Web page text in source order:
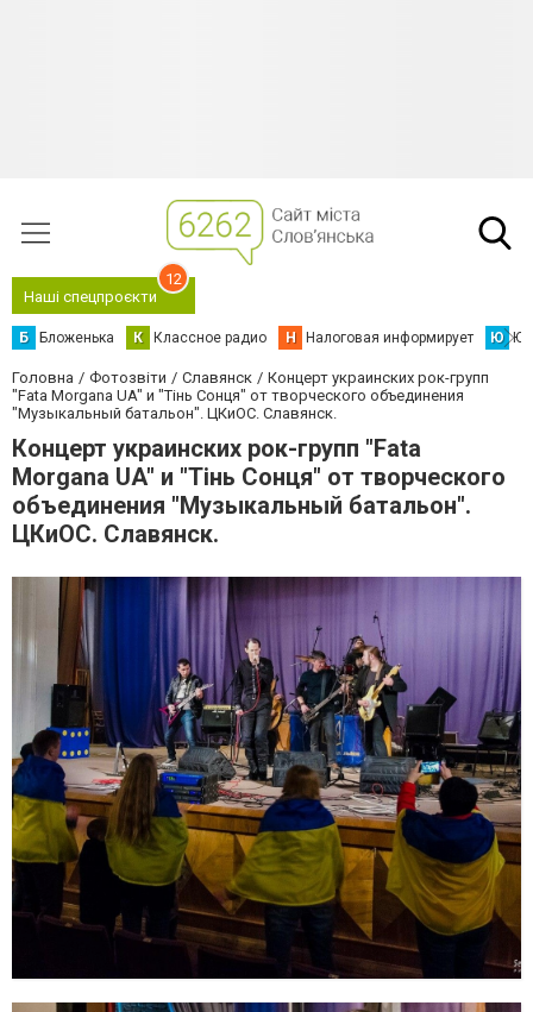
Наші спецпроєкти
12
Б Бложенька К Классное радио Н Налоговая информирует Ю
Головна Фотозвіти Славянск
Концерт украинских рок-групп
"Fata Morgana UA" и "Тінь Сонця" от творческого объединения
"Музыкальный батальон". ЦКиОС. Славянск.
Концерт украинских рок-групп "Fata
Morgana UA" и "Тінь Сонця" от творческого
объединения "Музыкальный батальон".
ЦКиОС. Славянск.